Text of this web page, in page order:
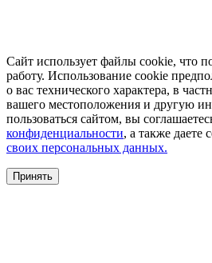
Сайт использует файлы cookie, что
работу. Использование cookie
о вас технического характера, в
вашего местоположения и другую
пользоваться сайтом, вы
конфиденциальности, а также даете
своих персональных данных.
Принять